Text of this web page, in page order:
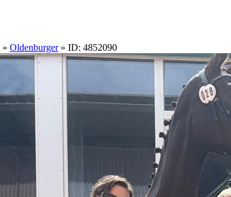
» Oldenburger» ID: 4852090